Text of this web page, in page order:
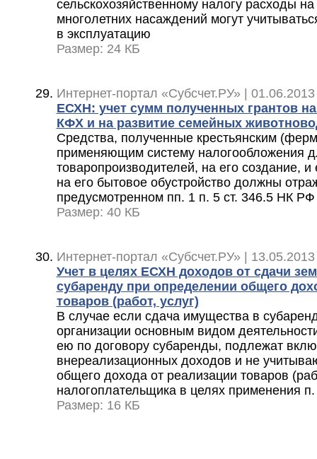
сельскохозяйственному налогу расходы
многолетних насаждений могут
в эксплуатацию
Размер: 24 КБ
Интернет-портал «Субсчет.РУ» |
ЕСХН: учет сумм полученных грантов
КФХ и на развитие семейных
Средства, полученные крестьянским
применяющим систему налогообложения
товаропроизводителей, на его создание,
на его бытовое обустройство должны
предусмотренном пп. 1 п. 5 ст. 346.5 НК РФ
Размер: 40 КБ
Интернет-портал «Субсчет.РУ» |
Учет в целях ЕСХН доходов от сдачи
субаренду при определении общего
товаров (работ, услуг)
В случае если сдача имущества в
организации основным видом
ею по договору субаренды, подлежат
внереализационных доходов и не
общего дохода от реализации товаров
налогоплательщика в целях применения
Размер: 16 КБ